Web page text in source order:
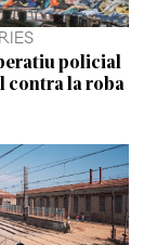
policial
contra la roba